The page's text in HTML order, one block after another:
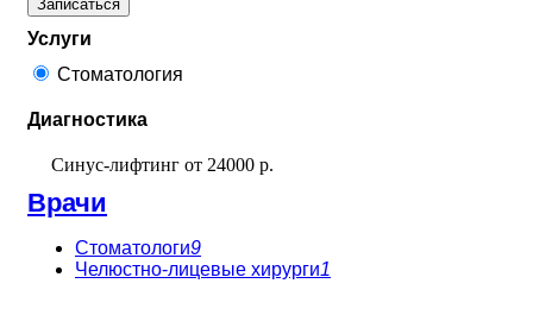
Записаться
Услуги
Стоматология
Диагностика
Синус-лифтинг от 24000 р.
Врачи
Стоматологи9
Челюстно-лицевые хирурги1